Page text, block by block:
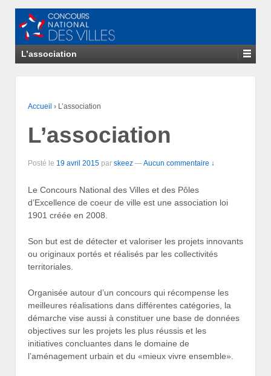
L’association
Accueil › L’association
L’association
Posté le 19 avril 2015 par skeez —Aucun commentaire ↓
Le Concours National des Villes et des Pôles
d’Excellence de coeur de ville est une association loi
1901 créée en 2008.
Son but est de détecter et valoriser les projets innovants
ou originaux portés et réalisés par les collectivités
territoriales.
Organisée autour d’un concours qui récompense les
meilleures réalisations dans différentes catégories, la
démarche vise aussi à constituer une base de données
objectives sur les projets les plus réussis et les
initiatives concluantes dans le domaine de
l’aménagement urbain et du «mieux vivre ensemble».